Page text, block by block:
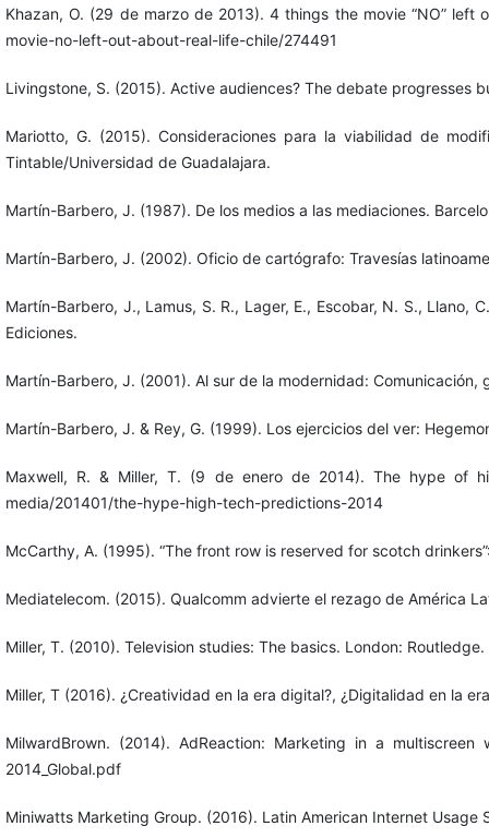
Khazan, O. (29 de marzo de 2013). 4 things the movie “NO”
movie-no-left-out-about-real-life-chile/274491
Livingstone, S. (2015). Active audiences? The debate progresses
Mariotto, G. (2015). Consideraciones para la viabilidad de
Tintable/Universidad de Guadalajara.
Martín-Barbero, J. (1987). De los medios a las mediaciones.
Martín-Barbero, J. (2002). Oficio de cartógrafo: Travesías
Martín-Barbero, J., Lamus, S. R., Lager, E., Escobar, N. S., Llano,
Ediciones.
Martín-Barbero, J. (2001). Al sur de la modernidad:
Martín-Barbero, J. & Rey, G. (1999). Los ejercicios del ver:
Maxwell, R. & Miller, T. (9 de enero de 2014). The hype of
media/201401/the-hype-high-tech-predictions-2014
McCarthy, A. (1995). “The front row is reserved for scotch
Mediatelecom. (2015). Qualcomm advierte el rezago de América
Miller, T. (2010). Television studies: The basics. London: Routledge.
Miller, T (2016). ¿Creatividad en la era digital?, ¿Digitalidad en la
MilwardBrown. (2014). AdReaction: Marketing in a multiscreen
2014_Global.pdf
Miniwatts Marketing Group. (2016). Latin American Internet